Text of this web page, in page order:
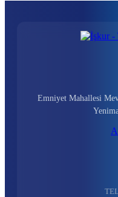
Emniyet Mahallesi